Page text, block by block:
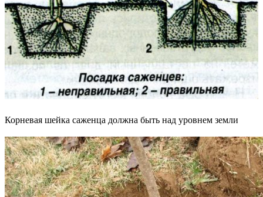
Корневая шейка саженца должна быть над уровнем земли